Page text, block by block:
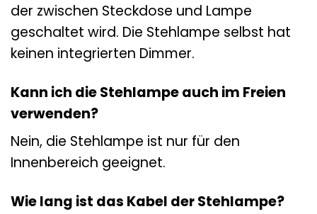
der zwischen Steckdose und Lampe
geschaltet wird. Die Stehlampe selbst hat
keinen integrierten Dimmer.
Kann ich die Stehlampe auch im Freien
verwenden?
Nein, die Stehlampe ist nur für den
Innenbereich geeignet.
Wie lang ist das Kabel der Stehlampe?